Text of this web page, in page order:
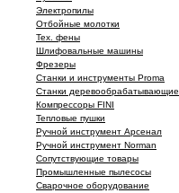
Электропилы
Отбойные молотки
Тех. фены
Шлифовальные машины
Фрезеры
Станки и инструменты Proma
Станки деревообрабатывающие
Компрессоры FINI
Тепловые пушки
Ручной инструмент Арсенал
Ручной инструмент Norman
Сопутствующие товары
Промышленные пылесосы
Сварочное оборудование